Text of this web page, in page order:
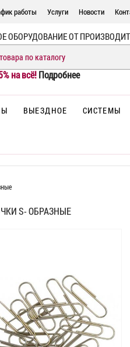
работы Услуги Новости
ОБОРУДОВАНИЕ ОТ
на всё!Подробнее
ВЫЕЗДНОЕ СИСТЕМЫ
S- ОБРАЗНЫЕ